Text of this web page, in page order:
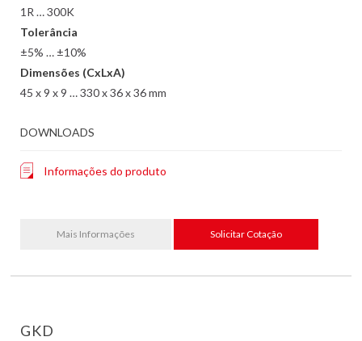
1R … 300K
Tolerância
±5% … ±10%
Dimensões (CxLxA)
45 x 9 x 9 … 330 x 36 x 36 mm
DOWNLOADS
Informações do produto
Mais Informações Solicitar Cotação
GKD